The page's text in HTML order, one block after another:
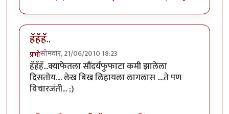
हॅहॅहॅ..
प्रभोसोमवार, 21/06/2010 18:23
हॅहॅहॅ...क्याफेतला सौंदर्यफुफाटा कमी झालेला
दिसतोय.... लेख बिख लिहायला लागलास ....ते पण
विचारजंती... ;)